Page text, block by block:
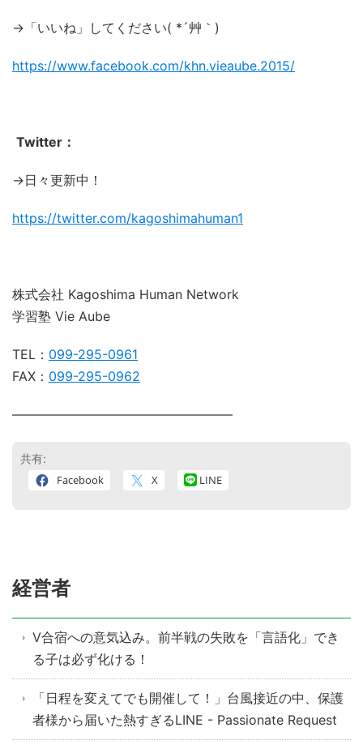
→「いいね」してください( *´艸｀)
https://www.facebook.com/khn.vieaube.2015/
Twitter：
→日々更新中！
https://twitter.com/kagoshimahuman1
株式会社 Kagoshima Human Network
学習塾 Vie Aube
TEL： 099-295-0961
FAX： 099-295-0962
―――――――――――――――――
共有:
Facebook X LINE
経営者
V合宿への意気込み。前半戦の失敗を「言語化」でき
る子は必ず化ける！
「日程を変えてでも開催して！」台風接近の中、保護
者様から届いた熱すぎるLINE - Passionate Request